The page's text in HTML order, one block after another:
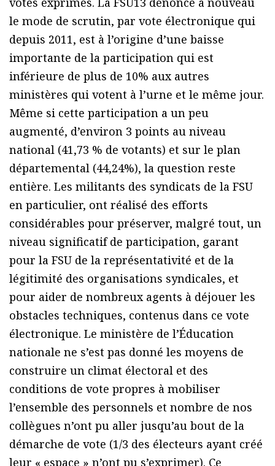
le mode de scrutin, par vote électronique qui
depuis 2011, est à l’origine d’une baisse
importante de la participation qui est
inférieure de plus de 10% aux autres
ministères qui votent à l’urne et le même jour.
Même si cette participation a un peu
augmenté, d’environ 3 points au niveau
national (41,73 % de votants) et sur le plan
départemental (44,24%), la question reste
entière. Les militants des syndicats de la FSU
en particulier, ont réalisé des efforts
considérables pour préserver, malgré tout, un
niveau significatif de participation, garant
pour la FSU de la représentativité et de la
légitimité des organisations syndicales, et
pour aider de nombreux agents à déjouer les
obstacles techniques, contenus dans ce vote
électronique. Le ministère de l’Éducation
nationale ne s’est pas donné les moyens de
construire un climat électoral et des
conditions de vote propres à mobiliser
l’ensemble des personnels et nombre de nos
collègues n’ont pu aller jusqu’au bout de la
démarche de vote (1/3 des électeurs ayant créé
leur « espace » n’ont pu s’exprimer). Ce